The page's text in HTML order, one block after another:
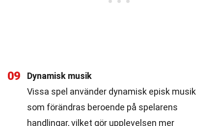
09
Dynamisk musik
Vissa spel använder dynamisk episk musik
som förändras beroende på spelarens
handlingar, vilket gör upplevelsen mer